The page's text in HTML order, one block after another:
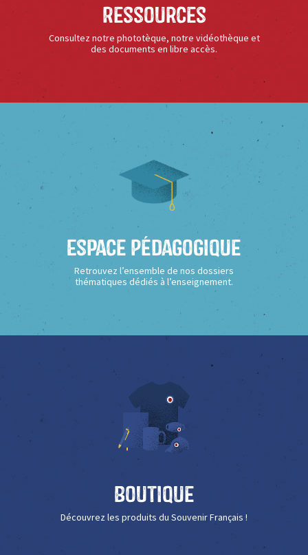
Ressources
Consultez notre phototèque, notre vidéothèque et
des documents en libre accès.
Espace Pédagogique
Retrouvez l’ensemble de nos dossiers
thématiques dédiés à l’enseignement.
Boutique
Découvrez les produits du Souvenir Français !